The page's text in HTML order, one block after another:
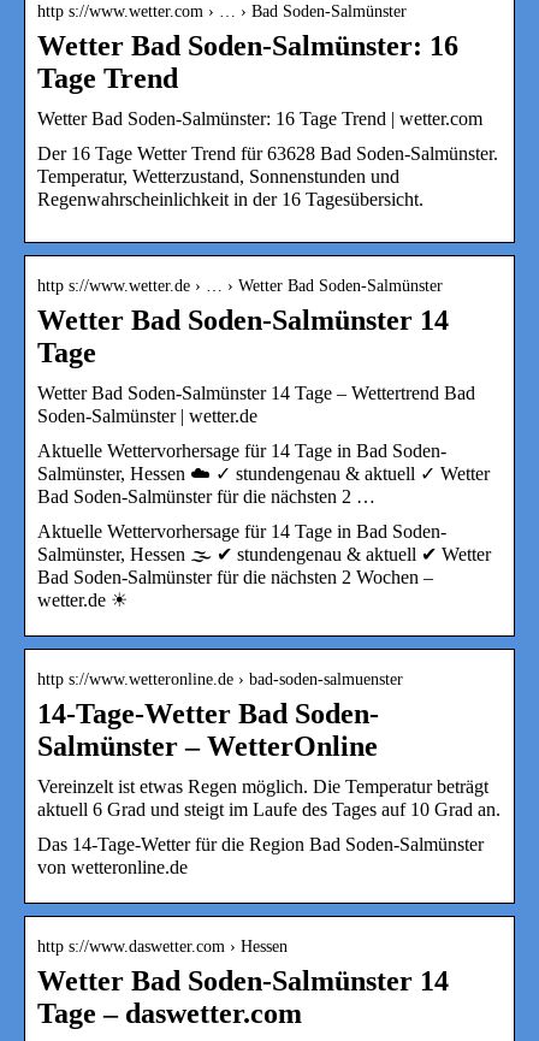
http s://www.wetter.com › … › Bad Soden-Salmünster
Wetter Bad Soden-Salmünster: 16
Tage Trend
Wetter Bad Soden-Salmünster: 16 Tage Trend | wetter.com
Der 16 Tage Wetter Trend für 63628 Bad Soden-Salmünster.
Temperatur, Wetterzustand, Sonnenstunden und
Regenwahrscheinlichkeit in der 16 Tagesübersicht.
http s://www.wetter.de › … › Wetter Bad Soden-Salmünster
Wetter Bad Soden-Salmünster 14
Tage
Wetter Bad Soden-Salmünster 14 Tage – Wettertrend Bad
Soden-Salmünster | wetter.de
Aktuelle Wettervorhersage für 14 Tage in Bad Soden-
Salmünster, Hessen ☁️ ✓ stundengenau & aktuell ✓ Wetter
Bad Soden-Salmünster für die nächsten 2 …
Aktuelle Wettervorhersage für 14 Tage in Bad Soden-
Salmünster, Hessen 🌫️ ✔ stundengenau & aktuell ✔ Wetter
Bad Soden-Salmünster für die nächsten 2 Wochen –
wetter.de ☀
http s://www.wetteronline.de › bad-soden-salmuenster
14-Tage-Wetter Bad Soden-
Salmünster – WetterOnline
Vereinzelt ist etwas Regen möglich. Die Temperatur beträgt
aktuell 6 Grad und steigt im Laufe des Tages auf 10 Grad an.
Das 14-Tage-Wetter für die Region Bad Soden-Salmünster
von wetteronline.de
http s://www.daswetter.com › Hessen
Wetter Bad Soden-Salmünster 14
Tage – daswetter.com